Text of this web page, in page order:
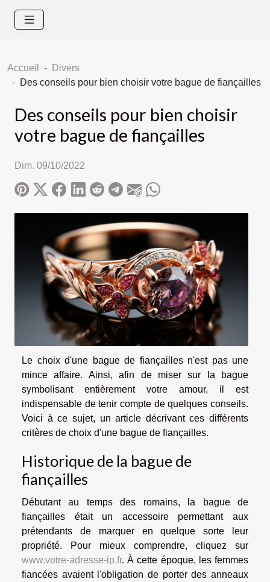
Accueil
Divers
Des conseils pour bien choisir votre bague de fiançailles
Des conseils pour bien choisir
votre bague de fiançailles
Dim. 09/10/2022
Le choix d'une bague de fiançailles n'est pas une
mince affaire. Ainsi, afin de miser sur la bague
symbolisant entièrement votre amour, il est
indispensable de tenir compte de quelques conseils.
Voici à ce sujet, un article décrivant ces différents
critères de choix d'une bague de fiançailles.
Historique de la bague de
fiançailles
Débutant au temps des romains, la bague de
fiançailles était un accessoire permettant aux
prétendants de marquer en quelque sorte leur
propriété. Pour mieux comprendre, cliquez sur
www.votre-adresse-ip.fr. À cette époque, les femmes
fiancées avaient l'obligation de porter des anneaux